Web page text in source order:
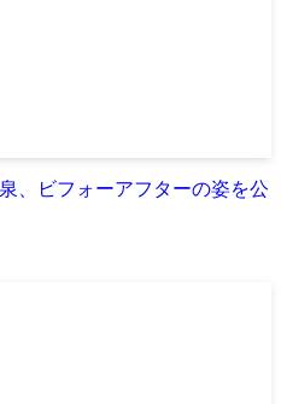
、ビフォーアフターの姿を公